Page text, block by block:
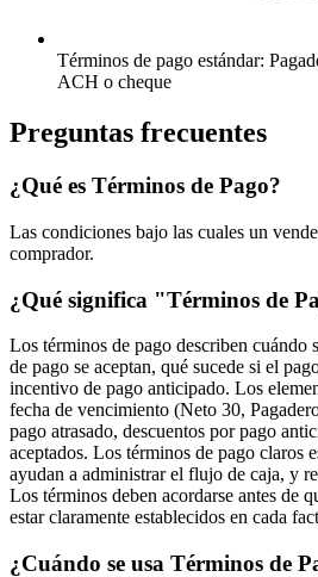
Términos de pago estándar:
ACH o cheque
Preguntas frecuentes
¿Qué es Términos de Pago?
Las condiciones bajo las cuales un
comprador.
¿Qué significa "Términos de
Los términos de pago describen cuándo
de pago se aceptan, qué sucede si el
incentivo de pago anticipado. Los
fecha de vencimiento (Neto 30,
pago atrasado, descuentos por pago
aceptados. Los términos de pago claros
ayudan a administrar el flujo de caja, y
Los términos deben acordarse antes de
estar claramente establecidos en cada
¿Cuándo se usa Términos de